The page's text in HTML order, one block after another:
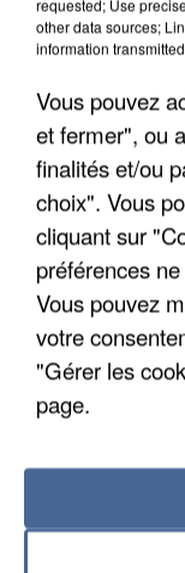
APRÈS
L’UN DES
MAFIA
requested; Use
other data sources;
information
Vous pouvez
et fermer", ou
finalités et/ou
choix". Vous
cliquant sur
préférences
Vous pouvez
votre
"Gérer les
page.